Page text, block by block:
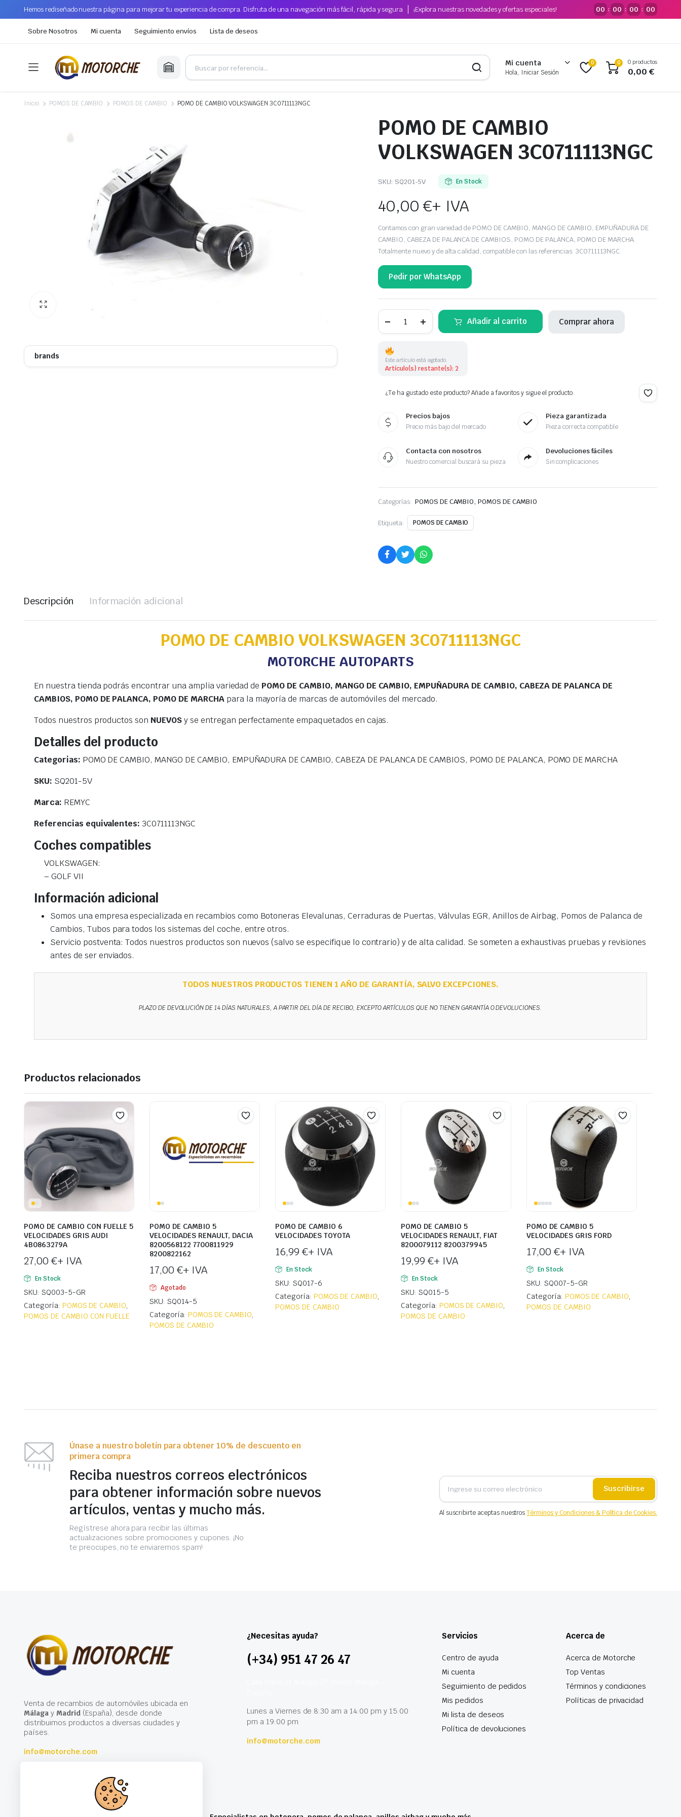
Hemos rediseñado nuestra página para mejorar tu experiencia de compra. Disfruta de una navegación más fácil, rápida y segura ¡Explora nuestras novedades y ofertas especiales! 00 : 00 : 00 : 00
Sobre Nosotros Mi cuenta Seguimiento envíos Lista de deseos
Mi cuenta
Hola, Iniciar Sesión
0 0 0 productos
0,00€
Inicio POMOS DE CAMBIO POMOS DE CAMBIO POMO DE CAMBIO VOLKSWAGEN 3C0711113NGC
brands
POMO DE CAMBIO
VOLKSWAGEN 3C0711113NGC
SKU: SQ201-5V En Stock
40,00€+ IVA
Contamos con gran variedad de POMO DE CAMBIO, MANGO DE CAMBIO, EMPUÑADURA DE
CAMBIO, CABEZA DE PALANCA DE CAMBIOS, POMO DE PALANCA, POMO DE MARCHA.
Totalmente nuevo y de alta calidad, compatible con las referencias: 3C0711113NGC.
Pedir por WhatsApp
cantidad
Añadir al carrito Comprar ahora
Este artículo está agotado.
Artículo(s) restante(s): 2
¿Te ha gustado este producto? Añade a favoritos y sigue el producto.
Precios bajos
Precio más bajo del mercado
Pieza garantizada
Pieza correcta compatible
Contacta con nosotros
Nuestro comercial buscará su pieza
Devoluciones fáciles
Sin complicaciones
Categorías: POMOS DE CAMBIO, POMOS DE CAMBIO
Etiqueta: POMOS DE CAMBIO
Descripción Información adicional
POMO DE CAMBIO VOLKSWAGEN 3C0711113NGC
MOTORCHE AUTOPARTS
En nuestra tienda podrás encontrar una amplia variedad de POMO DE CAMBIO, MANGO DE CAMBIO, EMPUÑADURA DE CAMBIO, CABEZA DE PALANCA DE
CAMBIOS, POMO DE PALANCA, POMO DE MARCHApara la mayoría de marcas de automóviles del mercado.
Todos nuestros productos son NUEVOSy se entregan perfectamente empaquetados en cajas.
Detalles del producto
Categorias: POMO DE CAMBIO, MANGO DE CAMBIO, EMPUÑADURA DE CAMBIO, CABEZA DE PALANCA DE CAMBIOS, POMO DE PALANCA, POMO DE MARCHA
SKU: SQ201-5V
Marca: REMYC
Referencias equivalentes: 3C0711113NGC
Coches compatibles
VOLKSWAGEN:
– GOLF VII
Información adicional
Somos una empresa especializada en recambios como Botoneras Elevalunas, Cerraduras de Puertas, Válvulas EGR, Anillos de Airbag, Pomos de Palanca de
Cambios, Tubos para todos los sistemas del coche, entre otros.
Servicio postventa: Todos nuestros productos son nuevos (salvo se especifique lo contrario) y de alta calidad. Se someten a exhaustivas pruebas y revisiones
antes de ser enviados.
TODOS NUESTROS PRODUCTOS TIENEN 1 AÑO DE GARANTÍA, SALVO EXCEPCIONES.
PLAZO DE DEVOLUCIÓN DE 14 DÍAS NATURALES, A PARTIR DEL DÍA DE RECIBO, EXCEPTO ARTÍCULOS QUE NO TIENEN GARANTÍA O DEVOLUCIONES.
Productos relacionados
POMO DE CAMBIO CON FUELLE 5
VELOCIDADES GRIS AUDI
4B0863279A
27,00 €+ IVA
En Stock
SKU: SQ003-5-GR
Categoría: POMOS DE CAMBIO,
POMOS DE CAMBIO CON FUELLE
POMO DE CAMBIO 5
VELOCIDADES RENAULT, DACIA
8200568122 7700811929
8200822162
17,00 €+ IVA
Agotado
SKU: SQ014-5
Categoría: POMOS DE CAMBIO,
POMOS DE CAMBIO
POMO DE CAMBIO 6
VELOCIDADES TOYOTA
16,99 €+ IVA
En Stock
SKU: SQ017-6
Categoría: POMOS DE CAMBIO,
POMOS DE CAMBIO
POMO DE CAMBIO 5
VELOCIDADES RENAULT, FIAT
8200079112 8200379945
19,99 €+ IVA
En Stock
SKU: SQ015-5
Categoría: POMOS DE CAMBIO,
POMOS DE CAMBIO
POMO DE CAMBIO 5
VELOCIDADES GRIS FORD
17,00 €+ IVA
En Stock
SKU: SQ007-5-GR
Categoría: POMOS DE CAMBIO,
POMOS DE CAMBIO
Únase a nuestro boletín para obtener 10% de descuento en
primera compra
Reciba nuestros correos electrónicos
para obtener información sobre nuevos
artículos, ventas y mucho más.
Regístrese ahora para recibir las últimas
actualizaciones sobre promociones y cupones. ¡No
te preocupes, no te enviaremos spam!
Suscribirse
Al suscribirte aceptas nuestrosTérminos y Condiciones & Política de Cookies.
Venta de recambios de automóviles ubicada en
Málagay Madrid(España), desde donde
distribuimos productos a diversas ciudades y
países.
info@motorche.com
¿Necesitas ayuda?
(+34) 951 47 26 47
Lunes a Viernes de 8:30 am a 14:00 pm y 15:00
pm a 19:00 pm
info@motorche.com
Servicios
Centro de ayuda
Mi cuenta
Seguimiento de pedidos
Mis pedidos
Mi lista de deseos
Política de devoluciones
Acerca de
Acerca de Motorche
Top Ventas
Términos y condiciones
Políticas de privacidad